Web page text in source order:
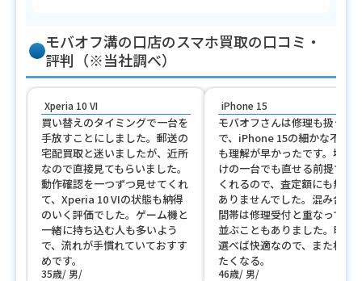
モバオフ溝の口店のスマホ買取の口コミ・
評判（※当社調べ）
Xperia 10 VI
買い替えのタイミングで一台を
手放すことにしました。郵送の
宅配買取と迷いましたが、近所
なので直接見てもらいました。
動作確認を一つずつ見せてくれ
て、Xperia 10 VIの状態も納得
のいく評価でした。ゲーム機と
一緒に持ち込む人も多いよう
で、流れが手慣れていておすす
めです。
35歳 男
iPhone 15
モバオフさんは修理も扱う店
で、iPhone 15の細かな不具合
も理解が早かったです。壊れ
けの一台でも直せる前提で見
くれるので、査定額にも無理
ありませんでした。混み合う
間帯は修理受付と重なって少
並ぶこともありました。時間
選べば快適なので、また相談
たくなる。
46歳 男